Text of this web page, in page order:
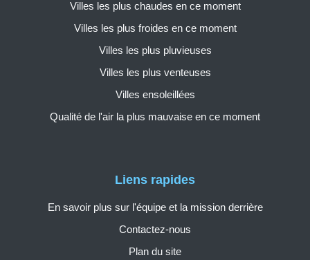
Liens rapides
En savoir plus sur l'équipe et la mission derrière
Contactez-nous
Plan du site
Villes les plus chaudes en ce moment
Villes les plus froides en ce moment
Villes les plus pluvieuses
Villes les plus venteuses
Villes ensoleillées
Qualité de l'air la plus mauvaise en ce moment